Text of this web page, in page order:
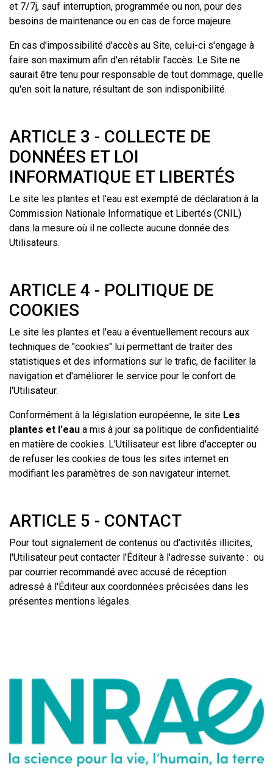
et 7/7j, sauf interruption, programmée ou non, pour des
besoins de maintenance ou en cas de force majeure.
En cas d'impossibilité d'accès au Site, celui-ci s'engage à
faire son maximum afin d'en rétablir l'accès. Le Site ne
saurait être tenu pour responsable de tout dommage, quelle
qu'en soit la nature, résultant de son indisponibilité.
ARTICLE 3 - COLLECTE DE
DONNÉES ET LOI
INFORMATIQUE ET LIBERTÉS
Le site les plantes et l'eau est exempté de déclaration à la
Commission Nationale Informatique et Libertés (CNIL)
dans la mesure où il ne collecte aucune donnée des
Utilisateurs.
ARTICLE 4 - POLITIQUE DE
COOKIES
Le site les plantes et l'eau a éventuellement recours aux
techniques de "cookies" lui permettant de traiter des
statistiques et des informations sur le trafic, de faciliter la
navigation et d'améliorer le service pour le confort de
l'Utilisateur.
Conformément à la législation européenne, le site Les
plantes et l'eau a mis à jour sa politique de confidentialité
en matière de cookies. L'Utilisateur est libre d'accepter ou
de refuser les cookies de tous les sites internet en
modifiant les paramètres de son navigateur internet.
ARTICLE 5 - CONTACT
Pour tout signalement de contenus ou d'activités illicites,
l'Utilisateur peut contacter l'Éditeur à l'adresse suivante : ou
par courrier recommandé avec accusé de réception
adressé à l'Éditeur aux coordonnées précisées dans les
présentes mentions légales.